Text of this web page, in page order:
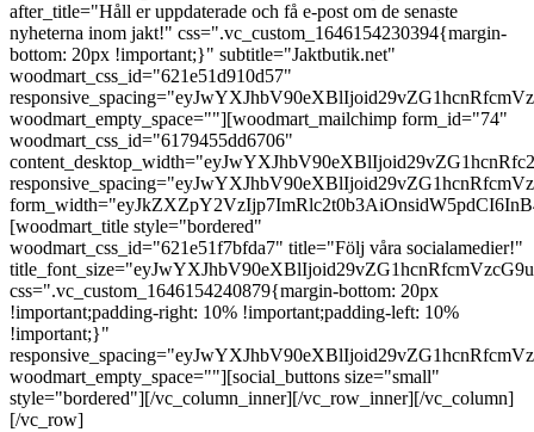
after_title="Håll er uppdaterade och få e-post om de senaste
nyheterna inom jakt!" css=".vc_custom_1646154230394{margin-
bottom: 20px !important;}" subtitle="Jaktbutik.net"
woodmart_css_id="621e51d910d57"
woodmart_empty_space=""][woodmart_mailchimp form_id="74"
woodmart_css_id="6179455dd6706"
[woodmart_title style="bordered"
woodmart_css_id="621e51f7bfda7" title="Följ våra socialamedier!"
css=".vc_custom_1646154240879{margin-bottom: 20px
!important;padding-right: 10% !important;padding-left: 10%
!important;}"
woodmart_empty_space=""][social_buttons size="small"
style="bordered"][/vc_column_inner][/vc_row_inner][/vc_column]
[/vc_row]